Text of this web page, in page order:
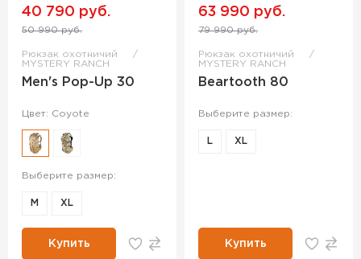
40 790 руб.
50 990 руб.
Рюкзак охотничий
MYSTERY RANCH
Men's Pop-Up 30
Цвет: Coyote
Выберите размер:
M XL
Купить
63 990 руб.
79 990 руб.
Рюкзак охотничий
MYSTERY RANCH
Beartooth 80
Выберите размер:
L XL
Купить